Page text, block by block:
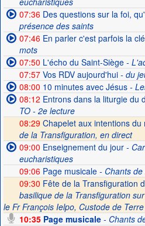
07:36Des questions sur la foi,
présence des saints
07:46En parler c'est parfois la clé
mots
07:50 L'écho du Saint-Siège-
07:57Vos RDV aujourd'hui- du
08:00 10 minutes avec Jésus-
08:12 Entrons dans la liturgie du
TO - 2e lecture
08:29 Chapelet aux intentions
de la Transfiguration, en direct
09:00 Enseignement du jour-
eucharistiques
09:06Page musicale- Chants de
09:30 Fête de la Transfiguration
basilique de la Transfiguration
le Fr François Ielpo, Custode de
10:35Page musicale- Chants